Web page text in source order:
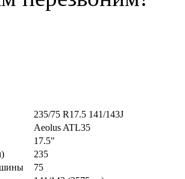
235/75 R17.5 141/143J
Aeolus ATL35
17.5"
235
шины
75